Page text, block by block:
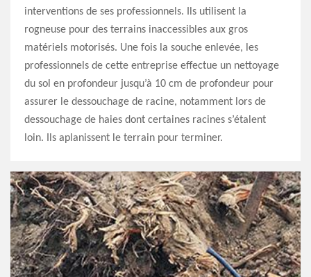
interventions de ses professionnels. Ils utilisent la
rogneuse pour des terrains inaccessibles aux gros
matériels motorisés. Une fois la souche enlevée, les
professionnels de cette entreprise effectue un nettoyage
du sol en profondeur jusqu’à 10 cm de profondeur pour
assurer le dessouchage de racine, notamment lors de
dessouchage de haies dont certaines racines s’étalent
loin. Ils aplanissent le terrain pour terminer.